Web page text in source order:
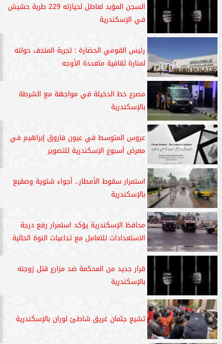
السجن المؤبد لعاطل لحيازته 229 طربة حشيش
في الإسكندرية
رئيس القومي الحضارة : تجربة المتحف حولته
لمنارة ثقافية متعددة الأوجه
مصرع خط الدخيلة في مواجهة مع الشرطة
بالإسكندرية
عروس المتوسط في عيون فاروق إبراهيم في
معرض أسبوع الإسكندرية للتصوير
استمرار سقوط الأمطار.. أجواء شتوية وصقيع
بالإسكندرية
محافظ الإسكندرية يؤكد استمرار رفع درجة
الاستعدادات للتعامل مع تداعيات النوة الحالية
قرار جديد من المحكمة ضد مزارع قتل زوجته
بالإسكندرية
تشيع جثمان غريق شاطئ لوران بالإسكندرية